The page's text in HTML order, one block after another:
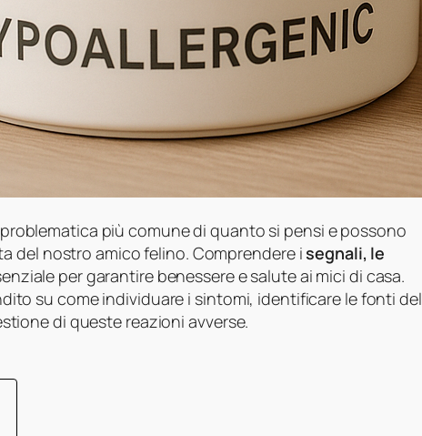
più comune di quanto si pensi e possono
del nostro amico felino. Comprendere isegnali, le
per garantire benessere e salute ai mici di casa.
su come individuare i sintomi, identificare le fonti del
di queste reazioni avverse.